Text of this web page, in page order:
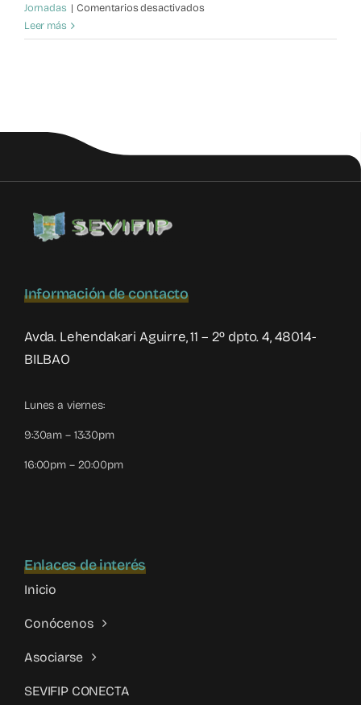
Contacto
Jornadas | Comentarios desactivadosen
filio-
Leer más
Información de contacto
Avda. Lehendakari Aguirre, 11 – 2º dpto. 4, 48014-
BILBAO
Lunes a viernes:
9:30am – 13:30pm
16:00pm – 20:00pm
Enlaces de interés
Inicio
Conócenos
Asociarse
SEVIFIP CONECTA